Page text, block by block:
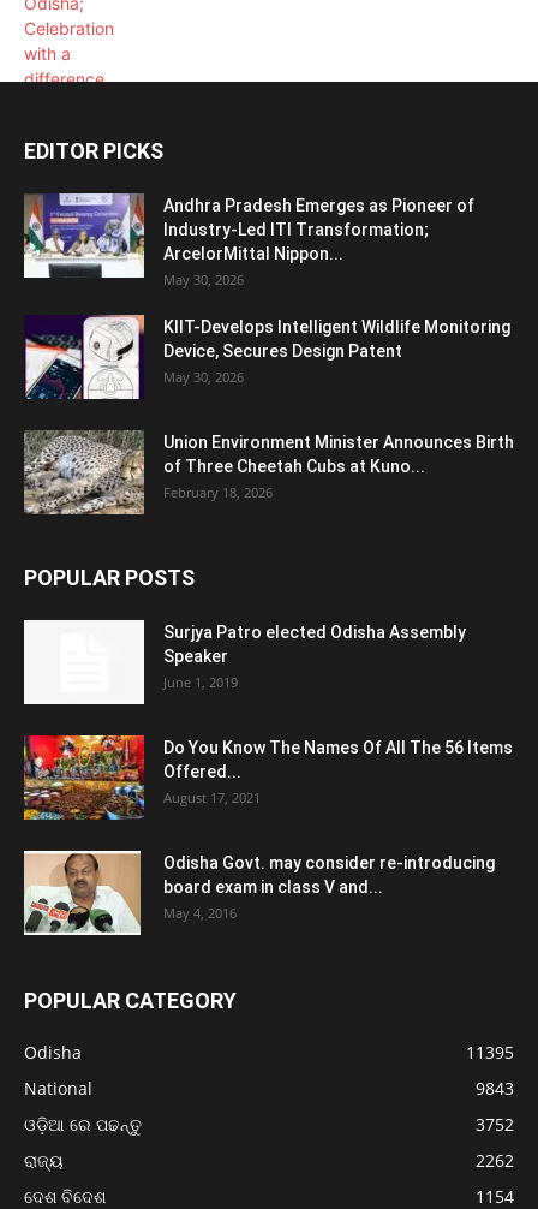
EDITOR PICKS
Andhra Pradesh Emerges as Pioneer of
Industry-Led ITI Transformation;
ArcelorMittal Nippon...
May 30, 2026
KIIT-Develops Intelligent Wildlife Monitoring
Device, Secures Design Patent
May 30, 2026
Union Environment Minister Announces Birth
of Three Cheetah Cubs at Kuno...
February 18, 2026
POPULAR POSTS
Surjya Patro elected Odisha Assembly
Speaker
June 1, 2019
Do You Know The Names Of All The 56 Items
Offered...
August 17, 2021
Odisha Govt. may consider re-introducing
board exam in class V and...
May 4, 2016
POPULAR CATEGORY
Odisha
11395
National
9843
ଓଡ଼ିଆ ରେ ପଢନ୍ତୁ
3752
ରାଜ୍ୟ
2262
ଦେଶ ବିଦେଶ
1154